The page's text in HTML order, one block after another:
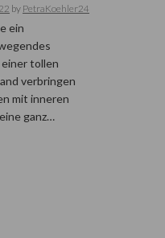
by PetraKoehler24
ein
tollen
verbringen
mit inneren
ganz…